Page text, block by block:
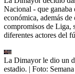
Nacional - que
económica, además
compromisos de Liga,
diferentes actores del
La Dimayor le dio un
estadio. | Foto: Semana